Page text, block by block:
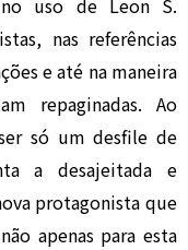
uso de Leon S.
nas referências
e até na maneira
repaginadas. Ao
só um desfile de
a desajeitada e
protagonista que
apenas para esta